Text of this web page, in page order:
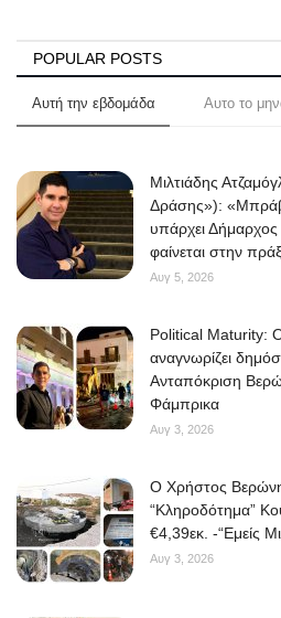
POPULAR POSTS
Αυτή την εβδομάδα Αυτο το
Μιλτιάδης
Δράσης»):
υπάρχει
φαίνεται στην
Αυγ 5, 2026
Political Maturity:
αναγνωρίζει
Ανταπόκριση
Φάμπρικα
Αυγ 3, 2026
O Χρήστος
“Κληροδότημα”
€4,39εκ. -“Εμείς
Αυγ 3, 2026